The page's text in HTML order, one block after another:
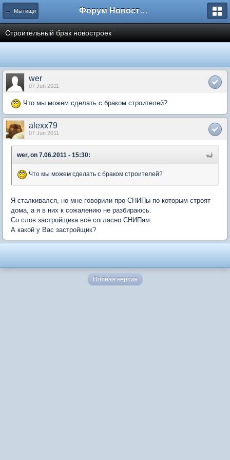
← Мытищи Форум Новостройки
Строительный брак новостроек
wer
07 Jun 2011
Что мы можем сделать с браком строителей?
alexx79
07 Jun 2011
wer, on 7.06.2011 - 15:30:
Что мы можем сделать с браком строителей?
Я сталкивался, но мне говорили про СНИПы по которым строят
дома, а я в них к сожалению не разбираюсь.
Со слов застройщика всё согласно СНИПам.
А какой у Вас застройщик?
Полная версия